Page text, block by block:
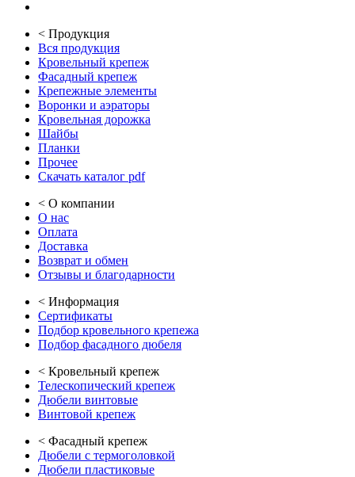
< Продукция
Вся продукция
Кровельный крепеж
Фасадный крепеж
Крепежные элементы
Воронки и аэраторы
Кровельная дорожка
Шайбы
Планки
Прочее
Скачать каталог pdf
< О компании
О нас
Оплата
Доставка
Возврат и обмен
Отзывы и благодарности
< Информация
Сертификаты
Подбор кровельного крепежа
Подбор фасадного дюбеля
< Кровельный крепеж
Телескопический крепеж
Дюбели винтовые
Винтовой крепеж
< Фасадный крепеж
Дюбели с термоголовкой
Дюбели пластиковые